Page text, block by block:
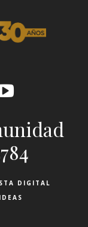
DIGITAL